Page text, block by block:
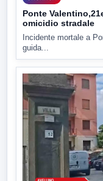
Ponte
omicidio stradale
Incidente mortale a
guida...